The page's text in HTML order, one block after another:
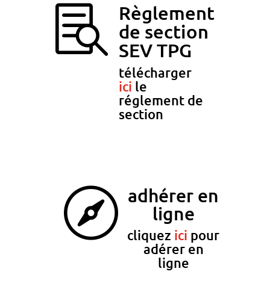

Règlement
de section
SEV TPG
télécharger
ici le
réglement de
section
 adhérer en
ligne
cliquez ici pour
adérer en
ligne